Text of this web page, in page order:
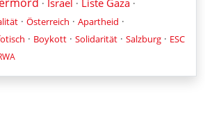
· Israel · Liste Gaza ·
· Österreich · Apartheid ·
· Boykott · Solidarität · Salzburg · ESC